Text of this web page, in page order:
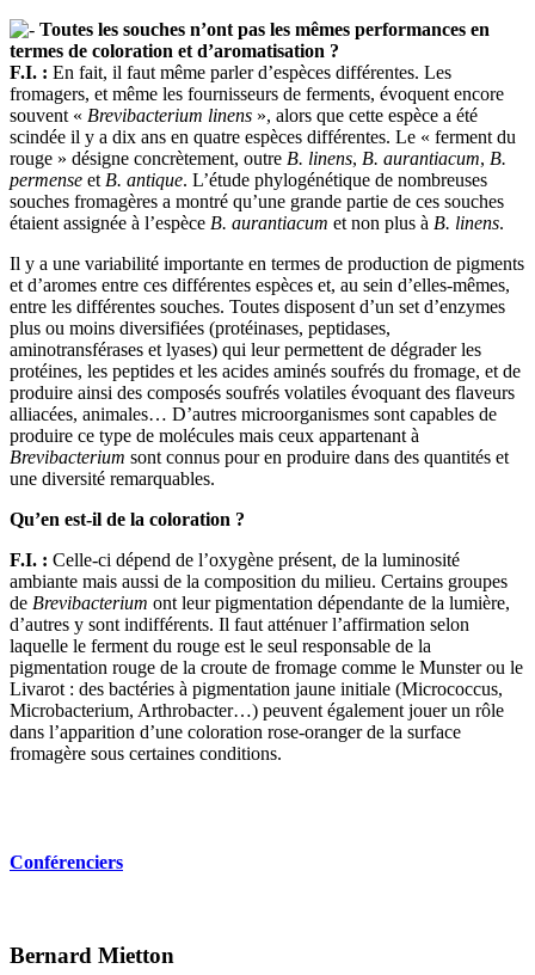
Toutes les souches n’ont pas les mêmes performances en
termes de coloration et d’aromatisation ?
F.I. : En fait, il faut même parler d’espèces différentes. Les
fromagers, et même les fournisseurs de ferments, évoquent encore
souvent « Brevibacterium linens », alors que cette espèce a été
scindée il y a dix ans en quatre espèces différentes. Le « ferment du
rouge » désigne concrètement, outre B. linens, B. aurantiacum, B.
permense et B. antique. L’étude phylogénétique de nombreuses
souches fromagères a montré qu’une grande partie de ces souches
étaient assignée à l’espèce B. aurantiacum et non plus à B. linens.
Il y a une variabilité importante en termes de production de pigments
et d’aromes entre ces différentes espèces et, au sein d’elles-mêmes,
entre les différentes souches. Toutes disposent d’un set d’enzymes
plus ou moins diversifiées (protéinases, peptidases,
aminotransférases et lyases) qui leur permettent de dégrader les
protéines, les peptides et les acides aminés soufrés du fromage, et de
produire ainsi des composés soufrés volatiles évoquant des flaveurs
alliacées, animales… D’autres microorganismes sont capables de
produire ce type de molécules mais ceux appartenant à
Brevibacterium sont connus pour en produire dans des quantités et
une diversité remarquables.
Qu’en est-il de la coloration ?
F.I. : Celle-ci dépend de l’oxygène présent, de la luminosité
ambiante mais aussi de la composition du milieu. Certains groupes
de Brevibacterium ont leur pigmentation dépendante de la lumière,
d’autres y sont indifférents. Il faut atténuer l’affirmation selon
laquelle le ferment du rouge est le seul responsable de la
pigmentation rouge de la croute de fromage comme le Munster ou le
Livarot : des bactéries à pigmentation jaune initiale (Micrococcus,
Microbacterium, Arthrobacter…) peuvent également jouer un rôle
dans l’apparition d’une coloration rose-oranger de la surface
fromagère sous certaines conditions.
Conférenciers
Bernard Mietton